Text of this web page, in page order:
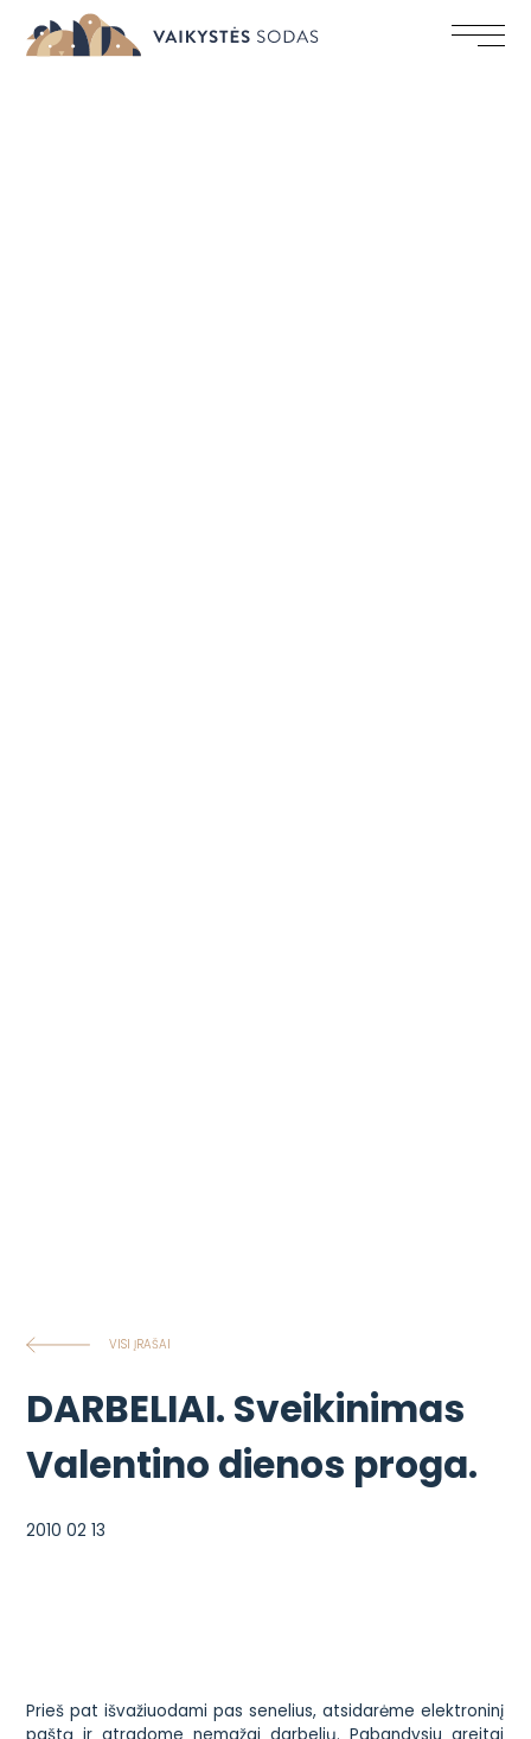
VISI ĮRAŠAI
DARBELIAI. Sveikinimas
Valentino dienos proga.
2010 02 13
Prieš pat išvažiuodami pas senelius, atsidarėme elektroninį